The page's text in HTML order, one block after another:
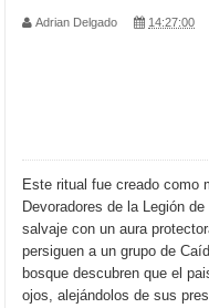
Gobiernan a los Vivos
a Plena Luz
de mi Enemigo
del Infierno
Adrian Delgado 14:27:00
Este ritual fue creado como
Devoradores de la Legión
salvaje con un aura
persiguen a un grupo de
bosque descubren que el
ojos, alejándolos de sus